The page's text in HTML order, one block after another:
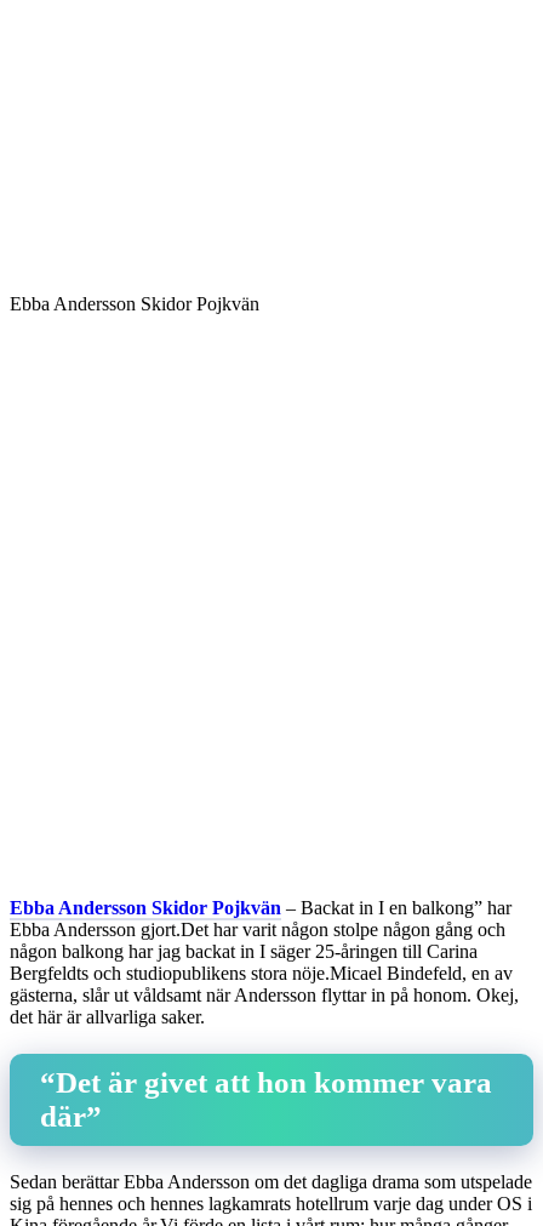
Ebba Andersson Skidor Pojkvän
Ebba Andersson Skidor Pojkvän – Backat in I en balkong” har
Ebba Andersson gjort.Det har varit någon stolpe någon gång och
någon balkong har jag backat in I säger 25-åringen till Carina
Bergfeldts och studiopublikens stora nöje.Micael Bindefeld, en av
gästerna, slår ut våldsamt när Andersson flyttar in på honom. Okej,
det här är allvarliga saker.
“Det är givet att hon kommer vara
där”
Sedan berättar Ebba Andersson om det dagliga drama som utspelade
sig på hennes och hennes lagkamrats hotellrum varje dag under OS i